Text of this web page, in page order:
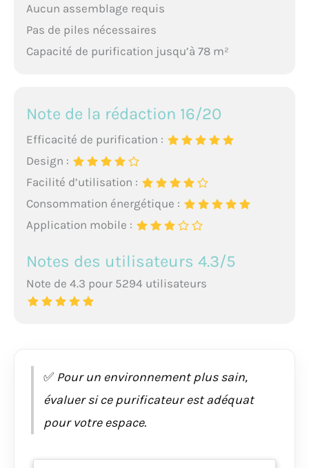
Aucun assemblage requis
Pas de piles nécessaires
Capacité de purification jusqu’à 78 m²
Note de la rédaction 16/20
Efficacité de purification :
Design :
Facilité d’utilisation :
Consommation énergétique :
Application mobile :
Notes des utilisateurs 4.3/5
Note de 4.3 pour 5294 utilisateurs
✅ Pour un environnement plus sain,
évaluer si ce purificateur est adéquat
pour votre espace.